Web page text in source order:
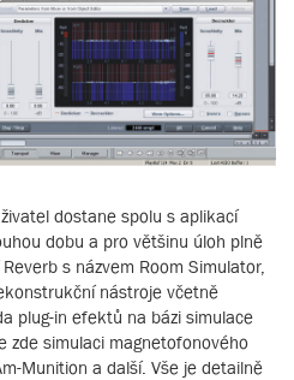
dostane spolu s aplikací
dobu a pro většinu úloh plně
s názvem Room Simulator,
nástroje včetně
plug-in efektů na bázi simulace
zde simulaci magnetofonového
Munition a další. Vše je detailně